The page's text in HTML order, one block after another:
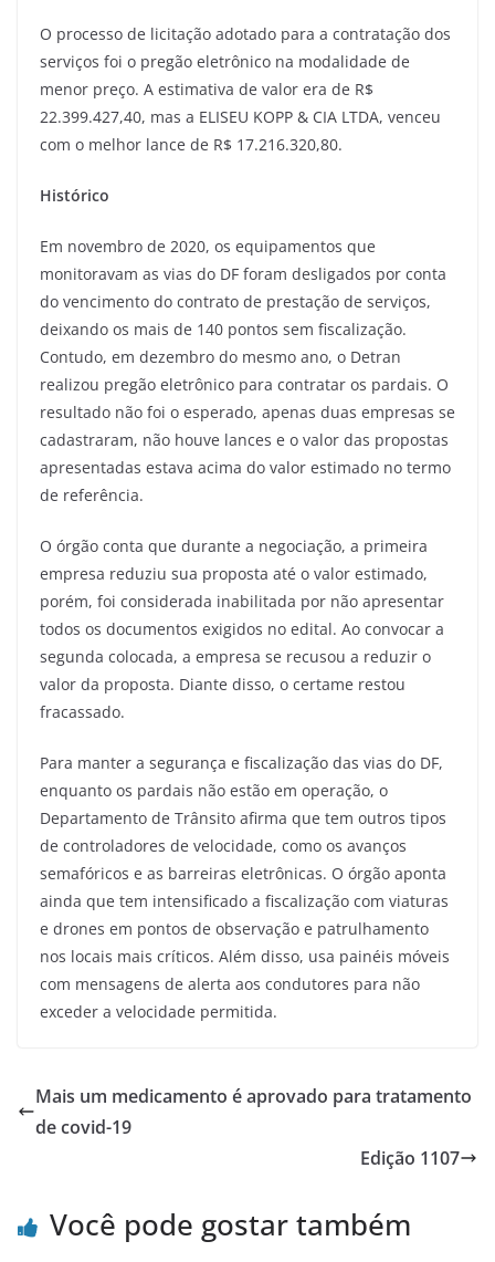
O processo de licitação adotado para a contratação dos
serviços foi o pregão eletrônico na modalidade de
menor preço. A estimativa de valor era de R$
22.399.427,40, mas a ELISEU KOPP & CIA LTDA, venceu
com o melhor lance de R$ 17.216.320,80.
Histórico
Em novembro de 2020, os equipamentos que
monitoravam as vias do DF foram desligados por conta
do vencimento do contrato de prestação de serviços,
deixando os mais de 140 pontos sem fiscalização.
Contudo, em dezembro do mesmo ano, o Detran
realizou pregão eletrônico para contratar os pardais. O
resultado não foi o esperado, apenas duas empresas se
cadastraram, não houve lances e o valor das propostas
apresentadas estava acima do valor estimado no termo
de referência.
O órgão conta que durante a negociação, a primeira
empresa reduziu sua proposta até o valor estimado,
porém, foi considerada inabilitada por não apresentar
todos os documentos exigidos no edital. Ao convocar a
segunda colocada, a empresa se recusou a reduzir o
valor da proposta. Diante disso, o certame restou
fracassado.
Para manter a segurança e fiscalização das vias do DF,
enquanto os pardais não estão em operação, o
Departamento de Trânsito afirma que tem outros tipos
de controladores de velocidade, como os avanços
semafóricos e as barreiras eletrônicas. O órgão aponta
ainda que tem intensificado a fiscalização com viaturas
e drones em pontos de observação e patrulhamento
nos locais mais críticos. Além disso, usa painéis móveis
com mensagens de alerta aos condutores para não
exceder a velocidade permitida.
Mais um medicamento é aprovado para tratamento
de covid-19
Edição 1107
Você pode gostar também